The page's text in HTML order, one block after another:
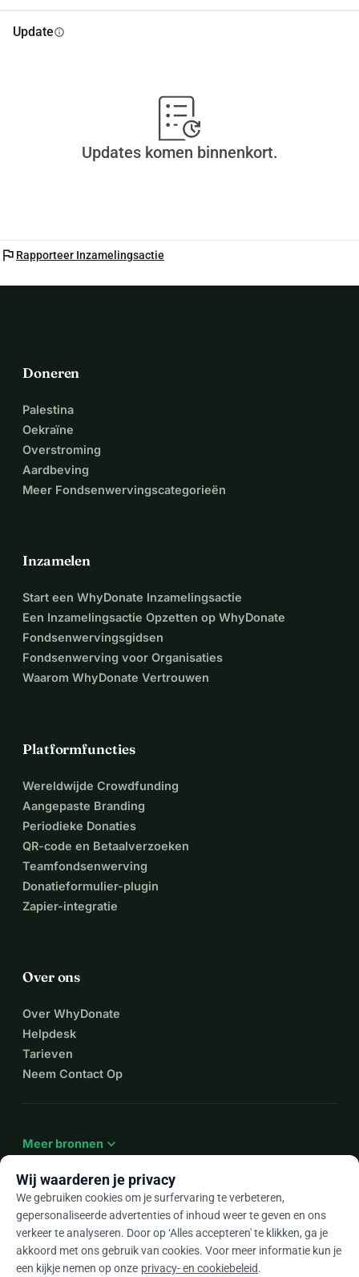
Updateinfo
Updates komen binnenkort.
flag Rapporteer Inzamelingsactie
Doneren
Palestina
Oekraïne
Overstroming
Aardbeving
Meer Fondsenwervingscategorieën
Inzamelen
Start een WhyDonate Inzamelingsactie
Een Inzamelingsactie Opzetten op WhyDonate
Fondsenwervingsgidsen
Fondsenwerving voor Organisaties
Waarom WhyDonate Vertrouwen
Platformfuncties
Wereldwijde Crowdfunding
Aangepaste Branding
Periodieke Donaties
QR-code en Betaalverzoeken
Teamfondsenwerving
Donatieformulier-plugin
Zapier-integratie
Over ons
Over WhyDonate
Helpdesk
Tarieven
Neem Contact Op
Meer bronnen expand_more
Nlarrow_drop_down
★★★★★ 4,9 / 5 op basis van 500+ reviews
Wij waarderen je privacy
We gebruiken cookies om je surfervaring te verbeteren,
gepersonaliseerde advertenties of inhoud weer te geven en ons
verkeer te analyseren. Door op ‘Alles accepteren' te klikken, ga je
akkoord met ons gebruik van cookies. Voor meer informatie kun je
een kijkje nemen op onze privacy- en cookiebeleid.